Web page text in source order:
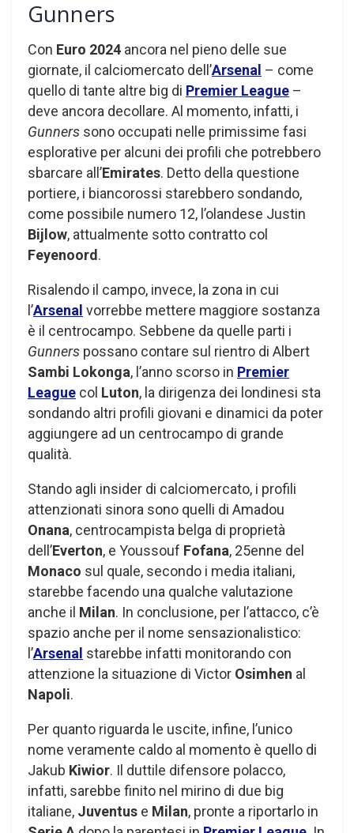
Gunners
Con Euro 2024 ancora nel pieno delle sue
giornate, il calciomercato dell’Arsenal – come
quello di tante altre big di Premier League –
deve ancora decollare. Al momento, infatti, i
Gunners sono occupati nelle primissime fasi
esplorative per alcuni dei profili che potrebbero
sbarcare all’Emirates. Detto della questione
portiere, i biancorossi starebbero sondando,
come possibile numero 12, l’olandese Justin
Bijlow, attualmente sotto contratto col
Feyenoord.
Risalendo il campo, invece, la zona in cui
l’Arsenal vorrebbe mettere maggiore sostanza
è il centrocampo. Sebbene da quelle parti i
Gunners possano contare sul rientro di Albert
Sambi Lokonga, l’anno scorso in Premier
League col Luton, la dirigenza dei londinesi sta
sondando altri profili giovani e dinamici da poter
aggiungere ad un centrocampo di grande
qualità.
Stando agli insider di calciomercato, i profili
attenzionati sinora sono quelli di Amadou
Onana, centrocampista belga di proprietà
dell’Everton, e Youssouf Fofana, 25enne del
Monaco sul quale, secondo i media italiani,
starebbe facendo una qualche valutazione
anche il Milan. In conclusione, per l’attacco, c’è
spazio anche per il nome sensazionalistico:
l’Arsenal starebbe infatti monitorando con
attenzione la situazione di Victor Osimhen al
Napoli.
Per quanto riguarda le uscite, infine, l’unico
nome veramente caldo al momento è quello di
Jakub Kiwior. Il duttile difensore polacco,
infatti, sarebbe finito nel mirino di due big
italiane, Juventus e Milan, pronte a riportarlo in